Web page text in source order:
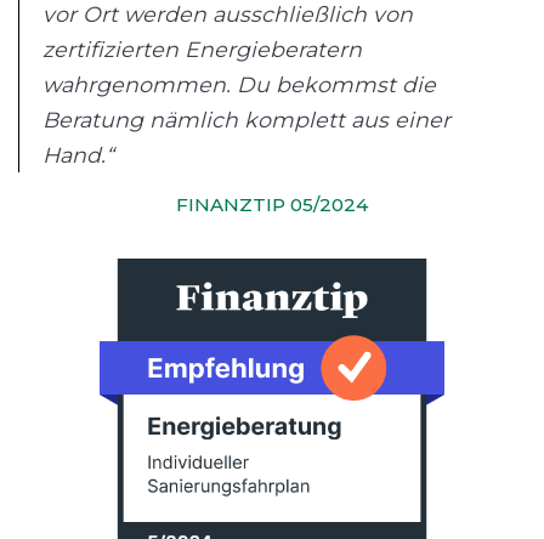
vor Ort werden ausschließlich von
zertifizierten Energieberatern
wahrgenommen. Du bekommst die
Beratung nämlich komplett aus einer
Hand.“
FINANZTIP 05/2024